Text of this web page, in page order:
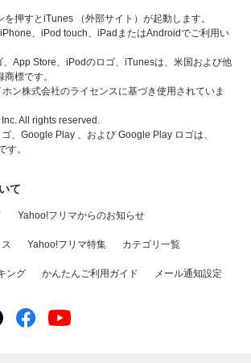
を押すとiTunes （外部サイト）が起動します。
iPhone、iPod touch、iPadまたはAndroidでご利用い
、App Store、iPodのロゴ、iTunesは、米国および他
標です。
ン株式会社のライセンスに基づき使用されていま
All rights reserved.
、Google Play 、および Google Play ロゴは、
す。
て
Yahoo!フリマからのお知らせ
Yahoo!フリマ特集 カテゴリ一覧
ング かんたんご利用ガイド メール通知設定